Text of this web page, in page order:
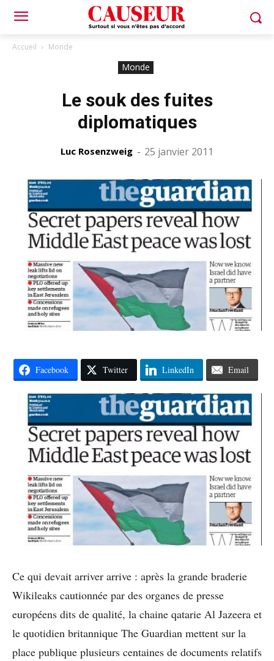
Accueil Monde
Monde
Le souk des fuites
diplomatiques
Luc Rosenzweig - 25 janvier 2011
Facebook Twitter LinkedIn Email
Ce qui devait arriver arrive : après la grande braderie
Wikileaks cautionnée par des organes de presse
européens dits de qualité, la chaine qatarie Al Jazeera et
le quotidien britannique The Guardian mettent sur la
place publique plusieurs centaines de documents relatifs